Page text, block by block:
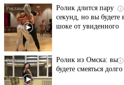
секунд, но вы будете в
шоке от увиденного
будете смеяться долго